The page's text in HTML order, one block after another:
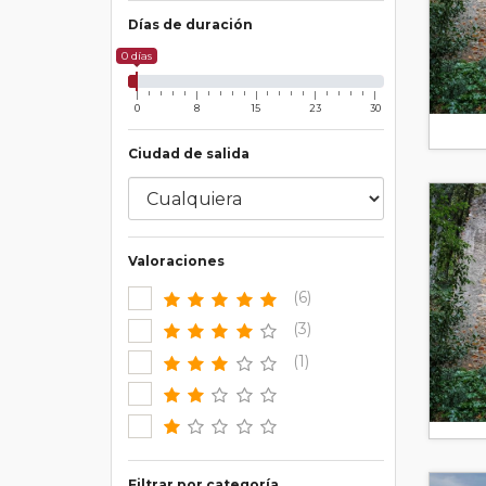
Días de duración
0 días
0 8 15 23 30
Ciudad de salida
Valoraciones
(6)
(3)
(1)